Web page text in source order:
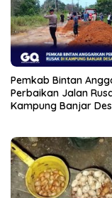
Pemkab Bintan
Perbaikan Jalan
Kampung Banjar